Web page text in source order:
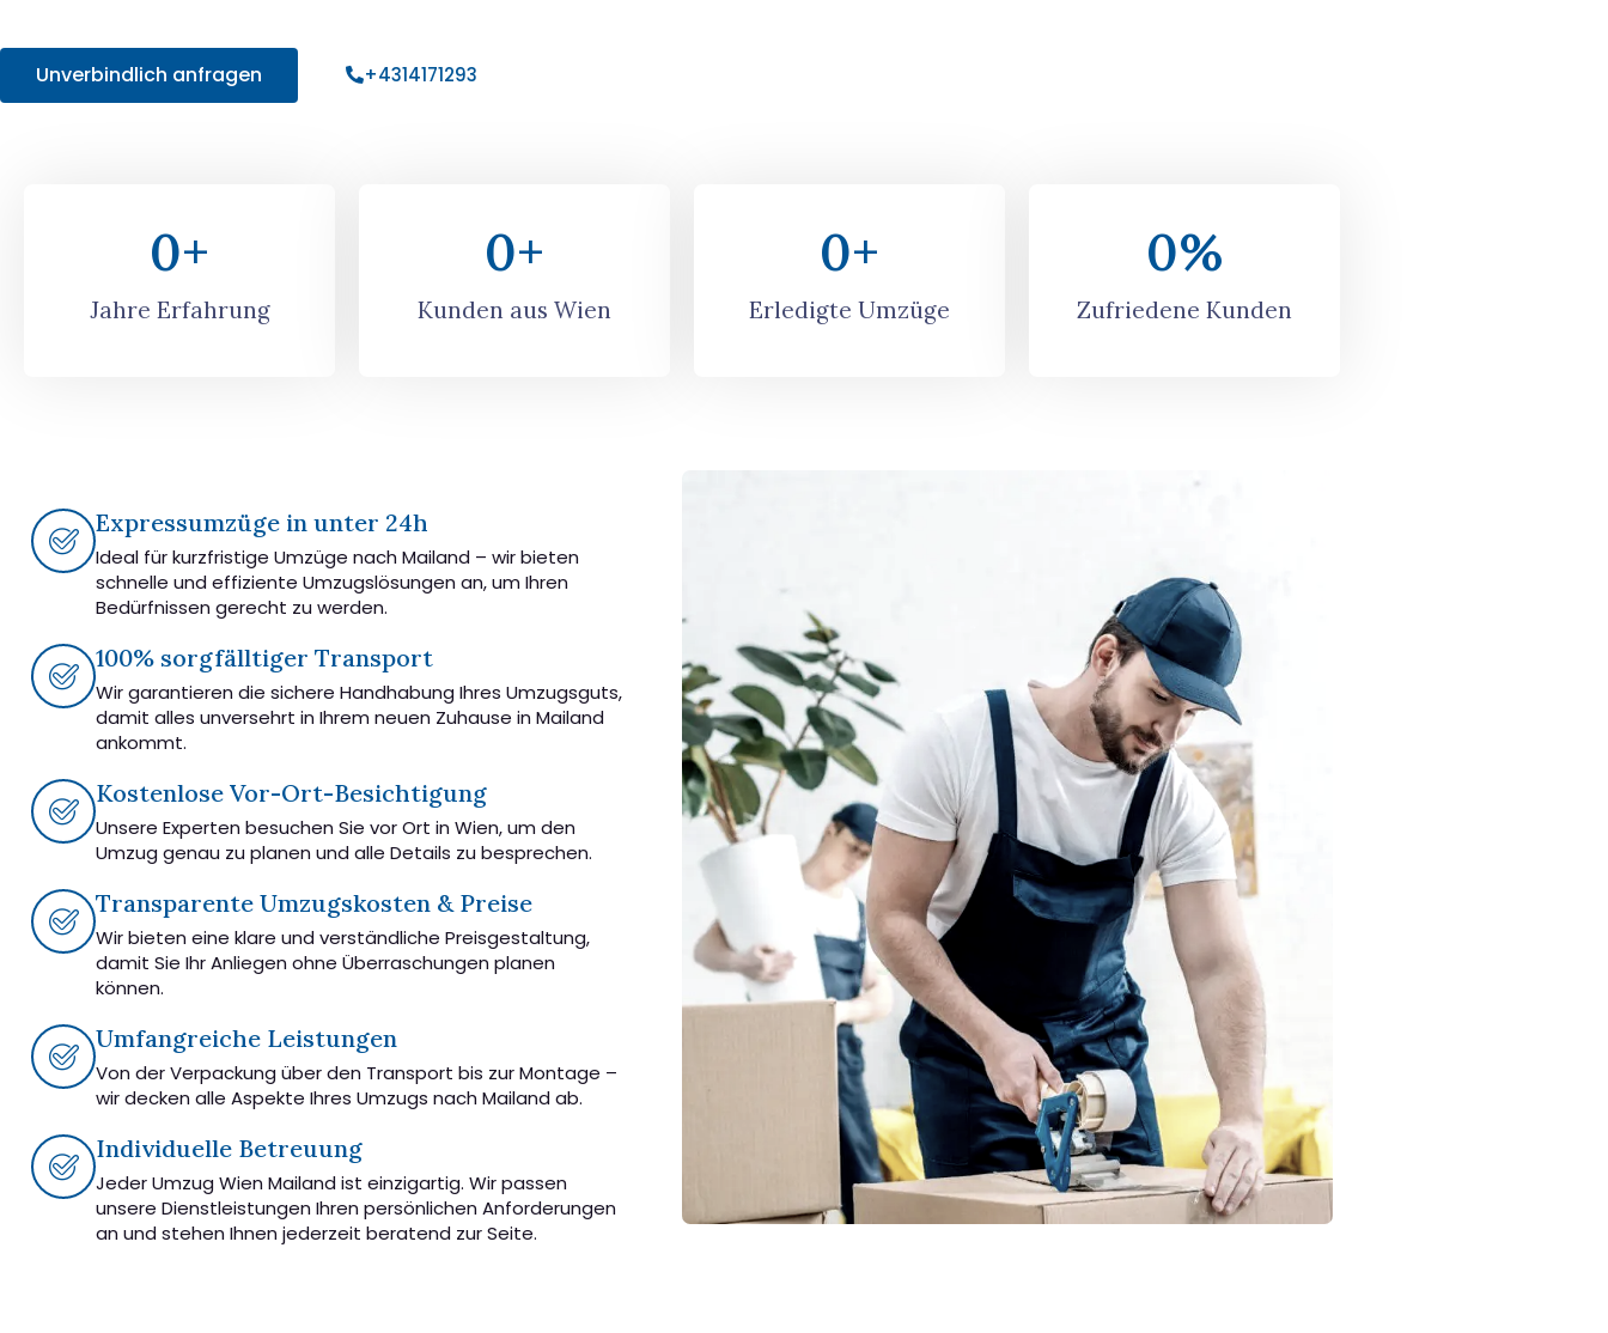
Unverbindlich anfragen +4314171293
Jahre Erfahrung
0+
Kunden aus Wien
0+
Erledigte Umzüge
0+
Zufriedene Kunden
0%
Expressumzüge in unter 24h
Ideal für kurzfristige Umzüge nach Mailand – wir bieten
schnelle und effiziente Umzugslösungen an, um Ihren
Bedürfnissen gerecht zu werden.
100% sorgfälltiger Transport
Wir garantieren die sichere Handhabung Ihres Umzugsguts,
damit alles unversehrt in Ihrem neuen Zuhause in Mailand
ankommt.
Kostenlose Vor-Ort-Besichtigung
Unsere Experten besuchen Sie vor Ort in Wien, um den
Umzug genau zu planen und alle Details zu besprechen.
Transparente Umzugskosten & Preise
Wir bieten eine klare und verständliche Preisgestaltung,
damit Sie Ihr Anliegen ohne Überraschungen planen
können.
Umfangreiche Leistungen
Von der Verpackung über den Transport bis zur Montage –
wir decken alle Aspekte Ihres Umzugs nach Mailand ab.
Individuelle Betreuung
Jeder Umzug Wien Mailand ist einzigartig. Wir passen
unsere Dienstleistungen Ihren persönlichen Anforderungen
an und stehen Ihnen jederzeit beratend zur Seite.